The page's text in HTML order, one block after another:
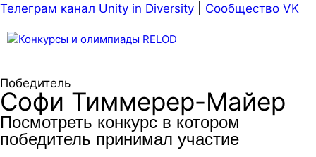
Телеграм канал Unity in Diversity Сообщество VK
Победитель
Софи Тиммерер-Майер
Посмотреть конкурс в котором
победитель принимал участие